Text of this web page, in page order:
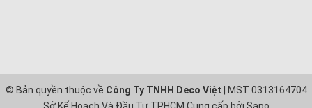
© Bản quyền thuộc về Công Ty TNHH Deco Việt | MST 0313164704